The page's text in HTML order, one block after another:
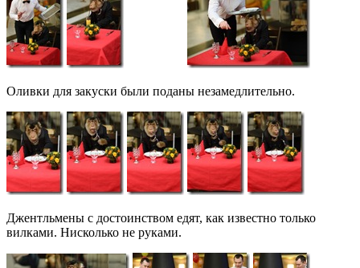
Оливки для закуски были поданы незамедлительно.
Джентльмены с достоинством едят, как известно только
вилками. Нисколько не руками.